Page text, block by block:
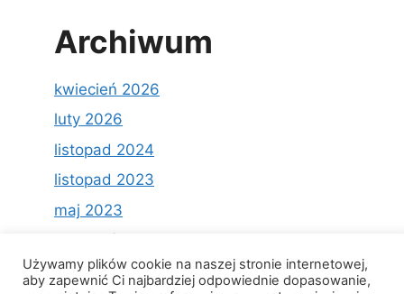
Archiwum
kwiecień 2026
luty 2026
listopad 2024
listopad 2023
maj 2023
marzec 2023
Używamy plików cookie na naszej stronie internetowej,
aby zapewnić Ci najbardziej odpowiednie dopasowanie,